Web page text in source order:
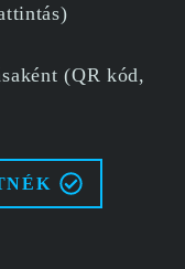
(QR kód,